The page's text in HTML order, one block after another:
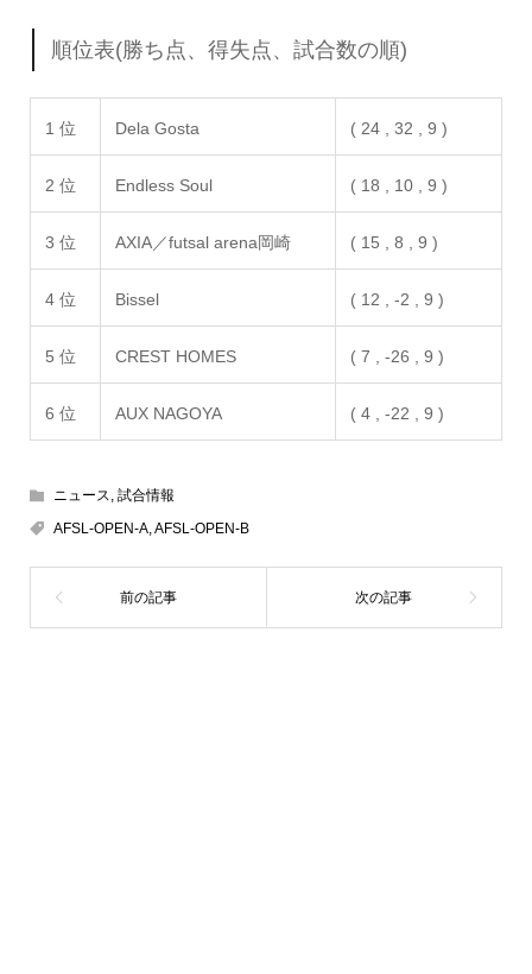
順位表(勝ち点、得失点、試合数の順)
1 位 Dela Gosta ( 24 , 32 , 9 )
2 位 Endless Soul ( 18 , 10 , 9 )
3 位 AXIA／futsal arena岡崎 ( 15 , 8 , 9 )
4 位 Bissel ( 12 , -2 , 9 )
5 位 CREST HOMES ( 7 , -26 , 9 )
6 位 AUX NAGOYA ( 4 , -22 , 9 )
ニュース 試合情報
AFSL-OPEN-A, AFSL-OPEN-B